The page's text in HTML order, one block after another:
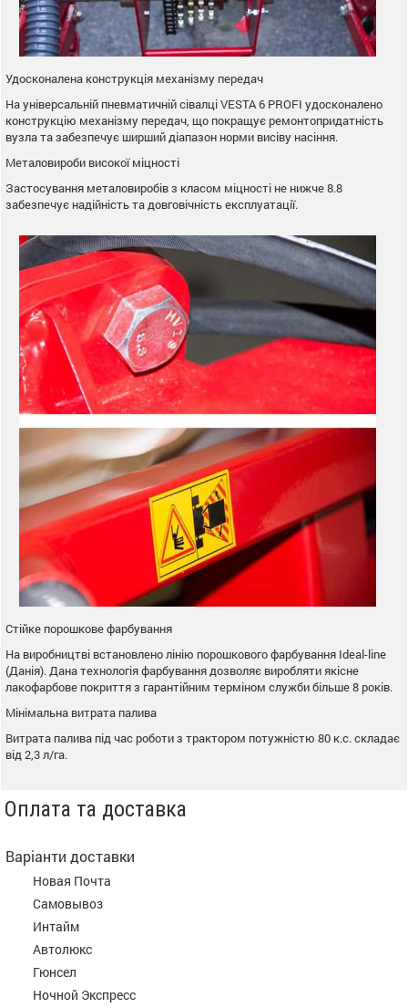
Удосконалена конструкція механізму передач
На універсальній пневматичній сівалці VESTA 6 PROFI удосконалено
конструкцію механізму передач, що покращує ремонтопридатність
вузла та забезпечує ширший діапазон норми висіву насіння.
Металовироби високої міцності
Застосування металовиробів з класом міцності не нижче 8.8
забезпечує надійність та довговічність експлуатації.
Стійке порошкове фарбування
На виробництві встановлено лінію порошкового фарбування Ideal-line
(Данія). Дана технологія фарбування дозволяє виробляти якісне
лакофарбове покриття з гарантійним терміном служби більше 8 років.
Мінімальна витрата палива
Витрата палива під час роботи з трактором потужністю 80 к.с. складає
від 2,3 л/га.
Оплата та доставка
Варіанти доставки
Новая Почта
Самовывоз
Интайм
Автолюкс
Гюнсел
Ночной Экспресс